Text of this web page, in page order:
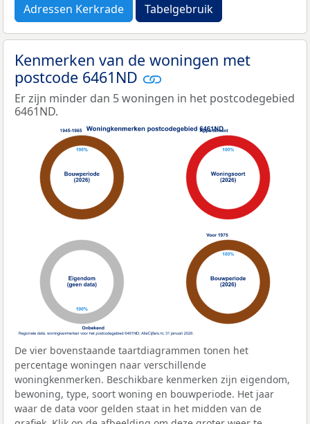
Adressen Kerkrade Tabelgebruik
Kenmerken van de woningen met
postcode 6461ND
Er zijn minder dan 5 woningen in het postcodegebied
6461ND.
De vier bovenstaande taartdiagrammen tonen het
percentage woningen naar verschillende
woningkenmerken. Beschikbare kenmerken zijn eigendom,
bewoning, type, soort woning en bouwperiode. Het jaar
waar de data voor gelden staat in het midden van de